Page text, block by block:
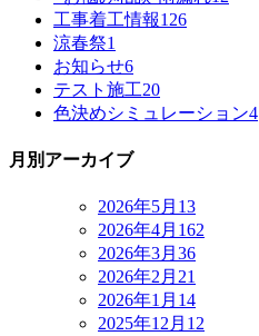
工事着工情報126
涼春祭1
お知らせ6
テスト施工20
色決めシミュレーション4
月別アーカイブ
2026年5月 13
2026年4月 162
2026年3月 36
2026年2月 21
2026年1月 14
2025年12月 12